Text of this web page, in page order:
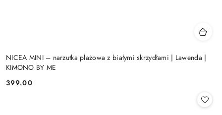
NICEA MINI – narzutka plażowa z białymi skrzydłami | Lawenda |
KIMONO BY ME
Cena:
399.00